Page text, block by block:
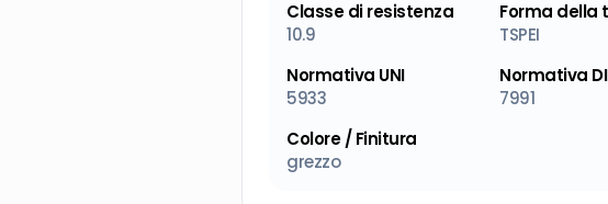
Classe di resistenza
10.9
Forma della
TSPEI
Normativa UNI
5933
Normativa
7991
Colore / Finitura
grezzo